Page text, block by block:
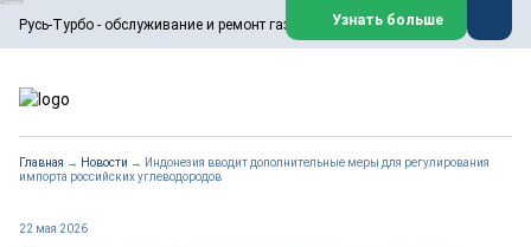
Русь-Турбо - обслуживание и ремонт газовых паровых турбин
ООО «Русь-Турбо» занимается сервисом газовых и паровых
турбин, комплексным ремонтом, восстановлением,
техническим обслуживанием оборудования ТЭС,
работают на нефтегазовых, нефтехимических,
металлургических и других предприятиях.
Реклама. ООО «Русь-Турбо», ИНН 7802588950
erid: F7NfYUJCUneVdwPs4znf
Узнать больше
Главная → Новости → Индонезия вводит дополнительные меры для регулирования
импорта российских углеводородов
22 мая 2026